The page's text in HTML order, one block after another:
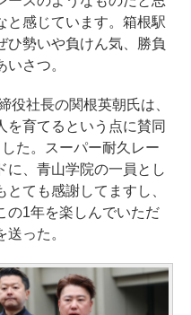
と感じています。箱根駅
ひ勢いや負けん気、勝負
さつ。
社長の関根英朝氏は、
を育てるという点に賛同
た。スーパー耐久レー
に、青山学院の一員とし
ても感謝してますし、
の1年を楽しんでいただ
った。